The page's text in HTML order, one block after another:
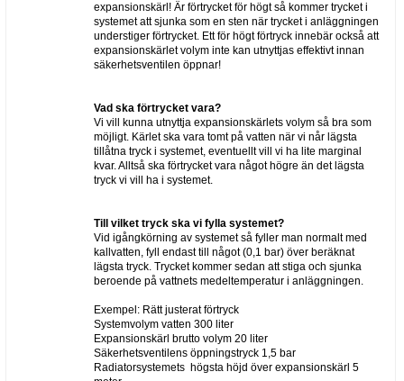
expansionskärl! Är förtrycket för högt så kommer trycket i
systemet att sjunka som en sten när trycket i anläggningen
understiger förtrycket. Ett för högt förtryck innebär också att
expansionskärlet volym inte kan utnyttjas effektivt innan
säkerhetsventilen öppnar!
Vad ska förtrycket vara?
Vi vill kunna utnyttja expansionskärlets volym så bra som
möjligt. Kärlet ska vara tomt på vatten när vi når lägsta
tillåtna tryck i systemet, eventuellt vill vi ha lite marginal
kvar. Alltså ska förtrycket vara något högre än det lägsta
tryck vi vill ha i systemet.
Till vilket tryck ska vi fylla systemet?
Vid igångkörning av systemet så fyller man normalt med
kallvatten, fyll endast till något (0,1 bar) över beräknat
lägsta tryck. Trycket kommer sedan att stiga och sjunka
beroende på vattnets medeltemperatur i anläggningen.
Exempel: Rätt justerat förtryck
Systemvolym vatten 300 liter
Expansionskärl brutto volym 20 liter
Säkerhetsventilens öppningstryck 1,5 bar
Radiatorsystemets högsta höjd över expansionskärl 5